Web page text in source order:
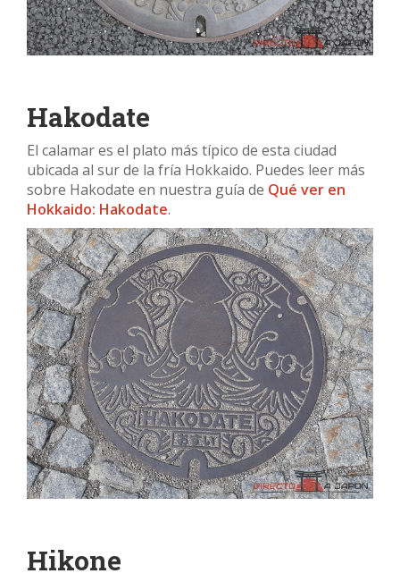
Hakodate
El calamar es el plato más típico de esta ciudad
ubicada al sur de la fría Hokkaido. Puedes leer más
sobre Hakodate en nuestra guía de Qué ver en
Hokkaido: Hakodate.
Hikone